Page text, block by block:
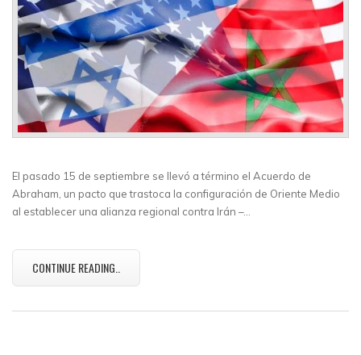
El pasado 15 de septiembre se llevó a término el Acuerdo de
Abraham, un pacto que trastoca la configuración de Oriente Medio
al establecer una alianza regional contra Irán –…
CONTINUE READING..